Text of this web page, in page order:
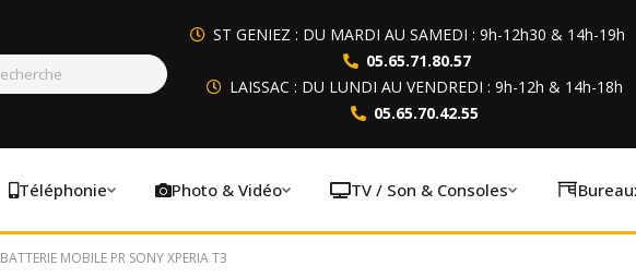
ST GENIEZ : DU MARDI AU SAMEDI : 9h-12h30 & 14h-19h
05.65.71.80.57
LAISSAC : DU LUNDI AU VENDREDI : 9h-12h & 14h-18h
05.65.70.42.55
Téléphonie Photo & Vidéo TV / Son & Consoles
BATTERIE MOBILE PR SONY XPERIA T3